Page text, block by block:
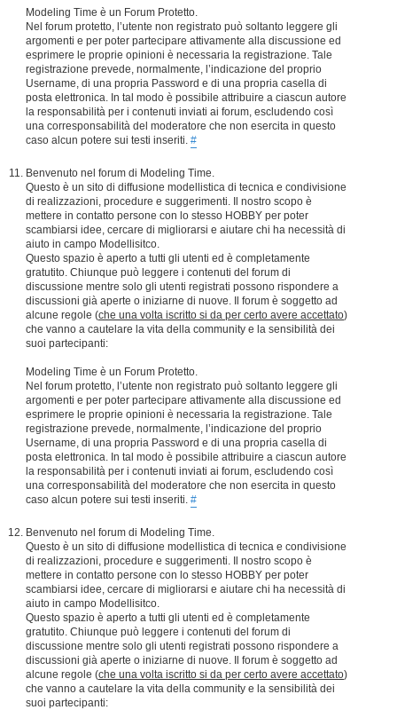
Modeling Time è un Forum Protetto.
Nel forum protetto, l’utente non registrato può soltanto leggere gli
argomenti e per poter partecipare attivamente alla discussione ed
esprimere le proprie opinioni è necessaria la registrazione. Tale
registrazione prevede, normalmente, l’indicazione del proprio
Username, di una propria Password e di una propria casella di
posta elettronica. In tal modo è possibile attribuire a ciascun autore
la responsabilità per i contenuti inviati ai forum, escludendo così
una corresponsabilità del moderatore che non esercita in questo
caso alcun potere sui testi inseriti. #
Benvenuto nel forum di Modeling Time.
Questo è un sito di diffusione modellistica di tecnica e condivisione
di realizzazioni, procedure e suggerimenti. Il nostro scopo è
mettere in contatto persone con lo stesso HOBBY per poter
scambiarsi idee, cercare di migliorarsi e aiutare chi ha necessità di
aiuto in campo Modellisitco.
Questo spazio è aperto a tutti gli utenti ed è completamente
gratutito. Chiunque può leggere i contenuti del forum di
discussione mentre solo gli utenti registrati possono rispondere a
discussioni già aperte o iniziarne di nuove. Il forum è soggetto ad
alcune regole (che una volta iscritto si da per certo avere accettato)
che vanno a cautelare la vita della community e la sensibilità dei
suoi partecipanti:
Modeling Time è un Forum Protetto.
Nel forum protetto, l’utente non registrato può soltanto leggere gli
argomenti e per poter partecipare attivamente alla discussione ed
esprimere le proprie opinioni è necessaria la registrazione. Tale
registrazione prevede, normalmente, l’indicazione del proprio
Username, di una propria Password e di una propria casella di
posta elettronica. In tal modo è possibile attribuire a ciascun autore
la responsabilità per i contenuti inviati ai forum, escludendo così
una corresponsabilità del moderatore che non esercita in questo
caso alcun potere sui testi inseriti. #
Benvenuto nel forum di Modeling Time.
Questo è un sito di diffusione modellistica di tecnica e condivisione
di realizzazioni, procedure e suggerimenti. Il nostro scopo è
mettere in contatto persone con lo stesso HOBBY per poter
scambiarsi idee, cercare di migliorarsi e aiutare chi ha necessità di
aiuto in campo Modellisitco.
Questo spazio è aperto a tutti gli utenti ed è completamente
gratutito. Chiunque può leggere i contenuti del forum di
discussione mentre solo gli utenti registrati possono rispondere a
discussioni già aperte o iniziarne di nuove. Il forum è soggetto ad
alcune regole (che una volta iscritto si da per certo avere accettato)
che vanno a cautelare la vita della community e la sensibilità dei
suoi partecipanti: